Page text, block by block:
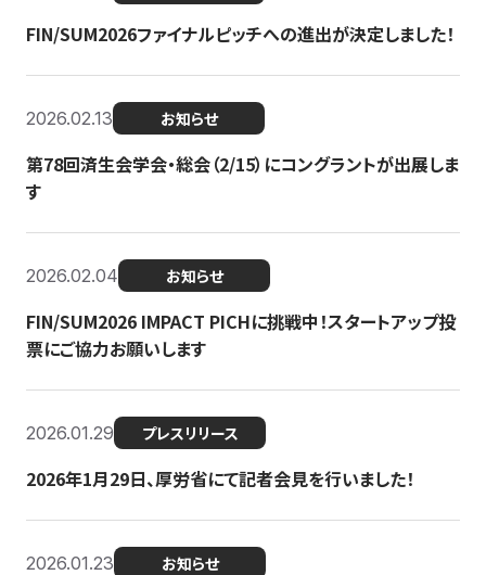
FIN/SUM2026ファイナルピッチへの進出が決定しました！
2026.02.13 お知らせ
第78回済生会学会・総会（2/15）にコングラントが出展しま
す
2026.02.04 お知らせ
FIN/SUM2026 IMPACT PICHに挑戦中！スタートアップ投
票にご協力お願いします
2026.01.29 プレスリリース
2026年1月29日、厚労省にて記者会見を行いました！
2026.01.23 お知らせ